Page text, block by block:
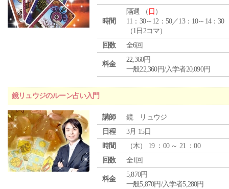
時間
隔週 （ 日 ）
11：30～12：50／13：10～14：30
（1日2コマ）
回数
全6回
料金
22,360円
一般22,360円/入学者20,090円
鏡リュウジのルーン占い入門
講師
鏡 リュウジ
日程
3月 15日
時間
（木） 19 ：00 ～ 21 ：00
回数
全1回
料金
5,870円
一般5,870円/入学者5,280円